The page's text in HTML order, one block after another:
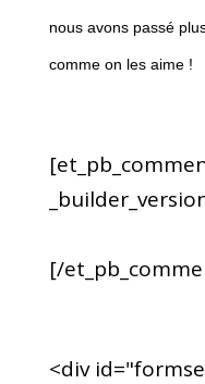
nous avons passé
comme on les aime !
[/
<div